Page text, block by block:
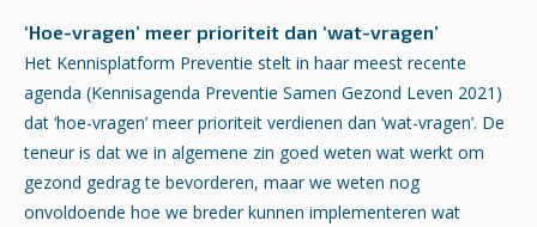
‘Hoe-vragen’ meer prioriteit dan ‘wat-vragen’
Het Kennisplatform Preventie stelt in haar meest recente
agenda (Kennisagenda Preventie Samen Gezond Leven 2021)
dat ‘hoe-vragen’ meer prioriteit verdienen dan ‘wat-vragen’. De
teneur is dat we in algemene zin goed weten wat werkt om
gezond gedrag te bevorderen, maar we weten nog
onvoldoende hoe we breder kunnen implementeren wat